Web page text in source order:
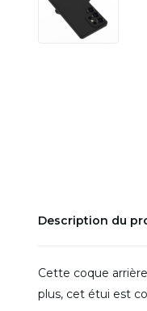
Description du
Cette coque
plus, cet étui est